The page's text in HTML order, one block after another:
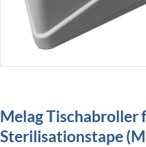
Melag Tischabroller
Sterilisationstape